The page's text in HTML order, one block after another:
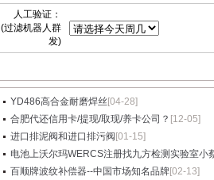
人工验证：
(过滤机器人群
发)
YD486高合金耐磨焊丝 [04-28]
合肥代还信用卡/提现/取现/养卡公司？ [12-05]
进口排泥阀和进口排污阀 [01-15]
电池上沃尔玛WERCS注册找九方检测实验室小
百顺牌波纹补偿器--中国市场知名品牌[02-13]